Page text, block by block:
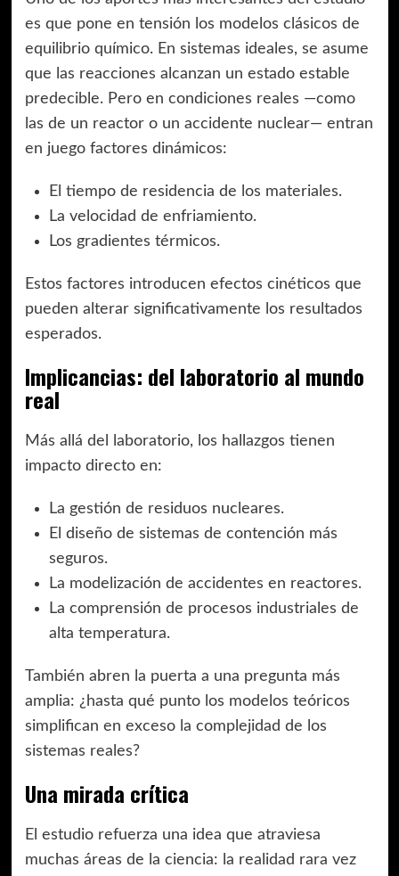
es que pone en tensión los modelos clásicos de
equilibrio químico. En sistemas ideales, se asume
que las reacciones alcanzan un estado estable
predecible. Pero en condiciones reales —como
las de un reactor o un accidente nuclear— entran
en juego factores dinámicos:
El tiempo de residencia de los materiales.
La velocidad de enfriamiento.
Los gradientes térmicos.
Estos factores introducen efectos cinéticos que
pueden alterar significativamente los resultados
esperados.
Implicancias: del laboratorio al mundo
real
Más allá del laboratorio, los hallazgos tienen
impacto directo en:
La gestión de residuos nucleares.
El diseño de sistemas de contención más
seguros.
La modelización de accidentes en reactores.
La comprensión de procesos industriales de
alta temperatura.
También abren la puerta a una pregunta más
amplia: ¿hasta qué punto los modelos teóricos
simplifican en exceso la complejidad de los
sistemas reales?
Una mirada crítica
El estudio refuerza una idea que atraviesa
muchas áreas de la ciencia: la realidad rara vez